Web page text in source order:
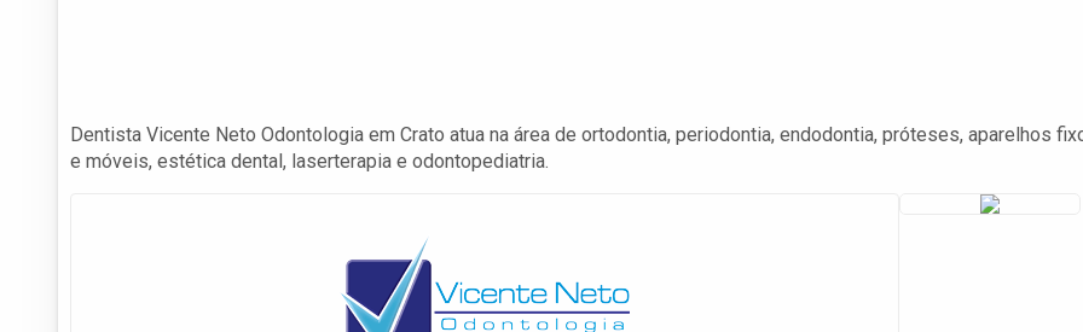
Dentista Vicente Neto Odontologia em Crato atua na área de ortodontia, periodontia, endodontia, próteses, aparelhos
e móveis, estética dental, laserterapia e odontopediatria.